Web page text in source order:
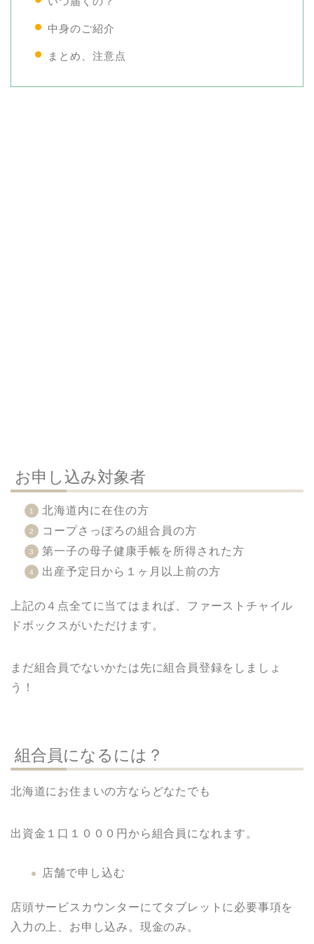
中身のご紹介
まとめ、注意点
お申し込み対象者
北海道内に在住の方
コープさっぽろの組合員の方
第一子の母子健康手帳を所得された方
出産予定日から１ヶ月以上前の方
上記の４点全てに当てはまれば、ファーストチャイル
ドボックスがいただけます。
まだ組合員でないかたは先に組合員登録をしましょ
う！
組合員になるには？
北海道にお住まいの方ならどなたでも
出資金１口１０００円から組合員になれます。
店舗で申し込む
店頭サービスカウンターにてタブレットに必要事項を
入力の上、お申し込み。現金のみ。